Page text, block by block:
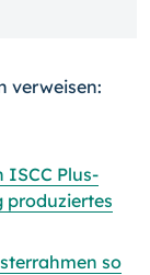
verweisen:
ISCC Plus-
produziertes
so